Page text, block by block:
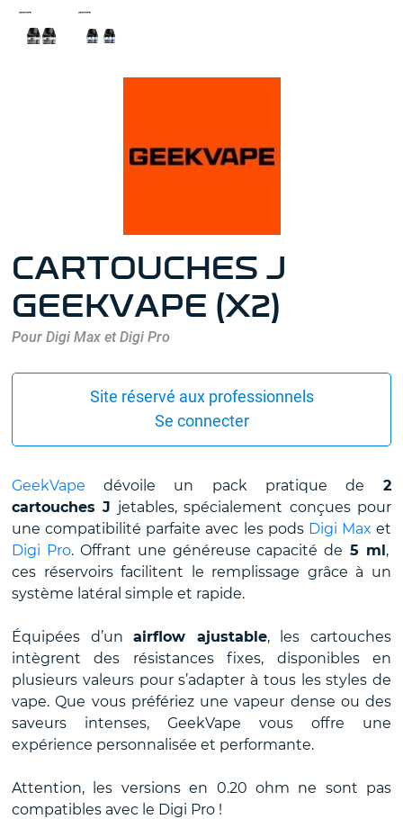
CARTOUCHES J
GEEKVAPE (X2)
Pour Digi Max et Digi Pro
Site réservé aux professionnels
Se connecter
GeekVape dévoile un pack pratique de 2
cartouches J jetables, spécialement conçues pour
une compatibilité parfaite avec les podsDigi Max et
Digi Pro. Offrant une généreuse capacité de 5 ml,
ces réservoirs facilitent le remplissage grâce à un
système latéral simple et rapide.
Équipées d’unairflow ajustable, les cartouches
intègrent des résistances fixes, disponibles en
plusieurs valeurs pour s’adapter à tous les styles de
vape. Que vous préfériez une vapeur dense ou des
saveurs intenses, GeekVape vous offre une
expérience personnalisée et performante.
Attention, les versions en 0.20 ohm ne sont pas
compatibles avec le Digi Pro !